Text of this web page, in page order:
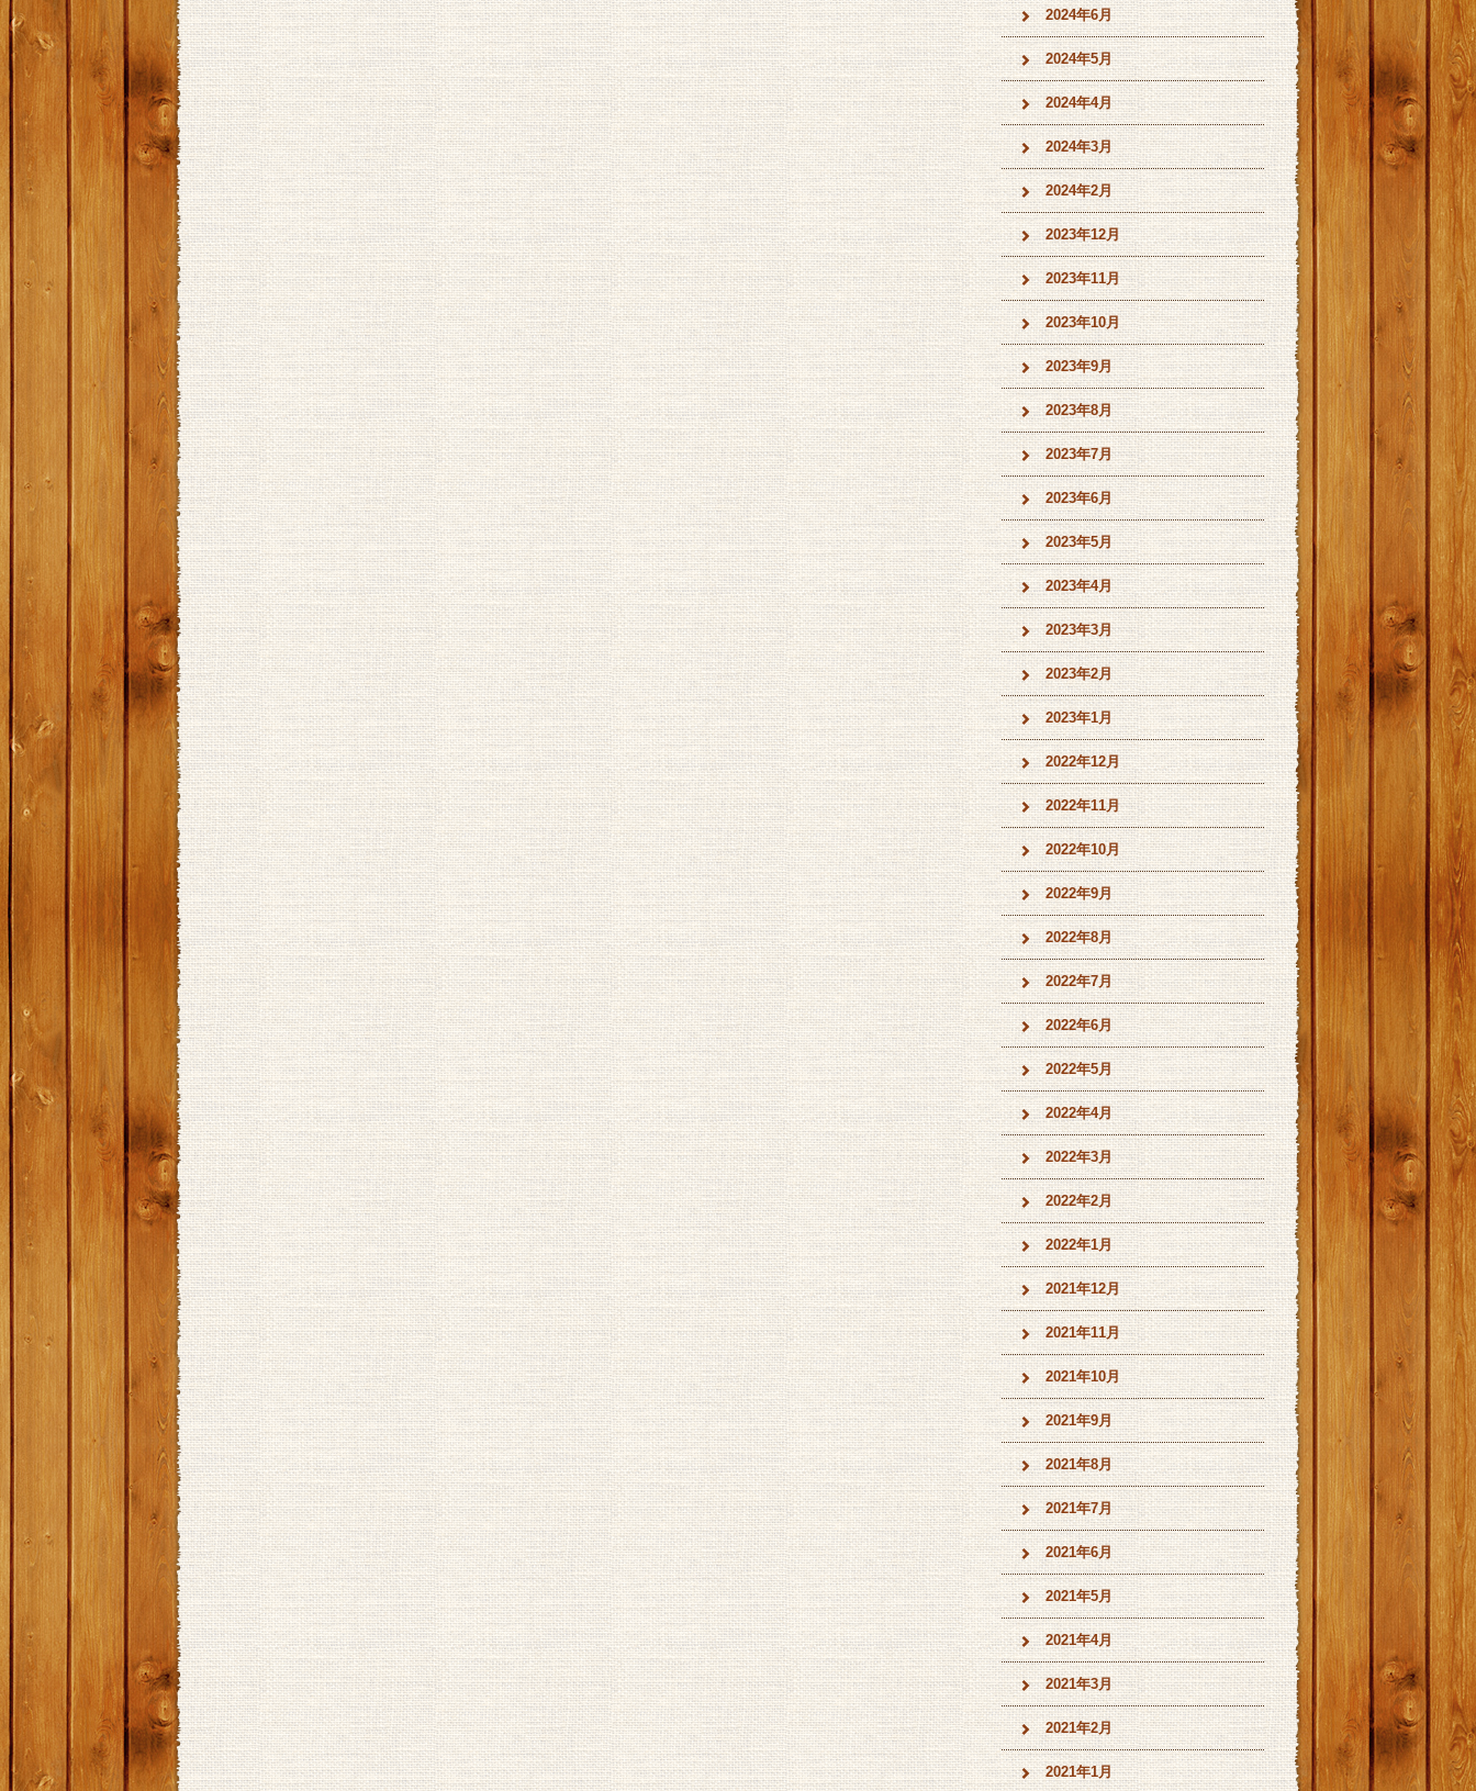
2024年6月
2024年5月
2024年4月
2024年3月
2024年2月
2023年12月
2023年11月
2023年10月
2023年9月
2023年8月
2023年7月
2023年6月
2023年5月
2023年4月
2023年3月
2023年2月
2023年1月
2022年12月
2022年11月
2022年10月
2022年9月
2022年8月
2022年7月
2022年6月
2022年5月
2022年4月
2022年3月
2022年2月
2022年1月
2021年12月
2021年11月
2021年10月
2021年9月
2021年8月
2021年7月
2021年6月
2021年5月
2021年4月
2021年3月
2021年2月
2021年1月